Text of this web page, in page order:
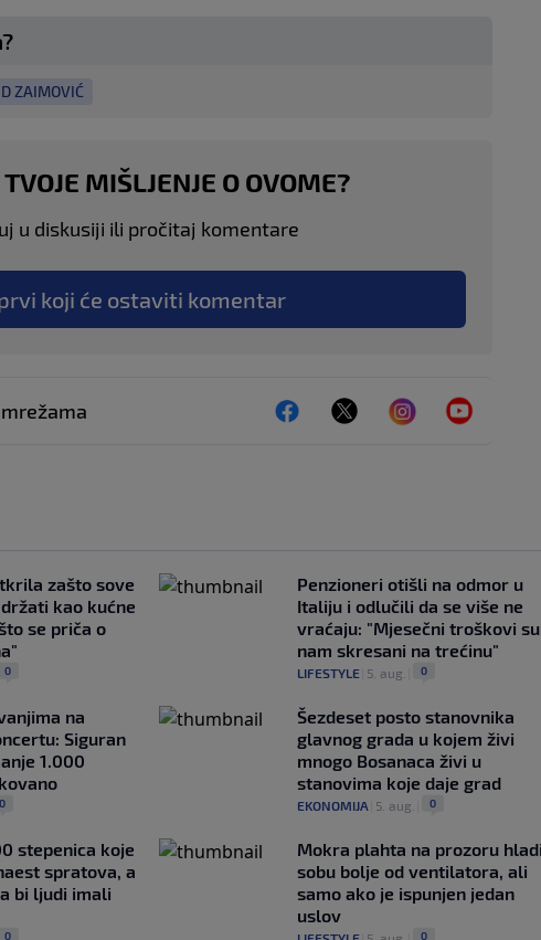
ZAIMOVIĆ
MIŠLJENJE O OVOME?
u diskusiji ili pročitaj komentare
koji će ostaviti komentar
zašto sove
kao kućne
se priča o
0
Penzioneri otišli na odmor u
Italiju i odlučili da se više ne
vraćaju: "Mjesečni troškovi su
nam skresani na trećinu"
LIFESTYLE| 5. aug. 0
na
Siguran
1.000
0
Šezdeset posto stanovnika
glavnog grada u kojem živi
mnogo Bosanaca živi u
stanovima koje daje grad
EKONOMIJA 5. aug. 0
stepenica koje
spratova, a
bi ljudi imali
0
Mokra plahta na prozoru hladi
sobu bolje od ventilatora, ali
samo ako je ispunjen jedan
uslov
0